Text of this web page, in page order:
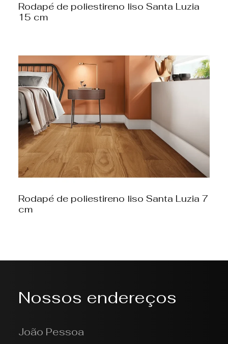
Rodapé de poliestireno liso Santa Luzia
15 cm
Rodapé de poliestireno liso Santa Luzia 7
cm
Nossos endereços
João Pessoa